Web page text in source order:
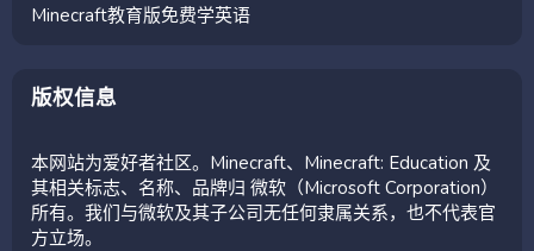
Minecraft教育版免费学英语
版权信息
本网站为爱好者社区。Minecraft、Minecraft: Education 及
其相关标志、名称、品牌归 微软（Microsoft Corporation）
所有。我们与微软及其子公司无任何隶属关系，也不代表官
方立场。